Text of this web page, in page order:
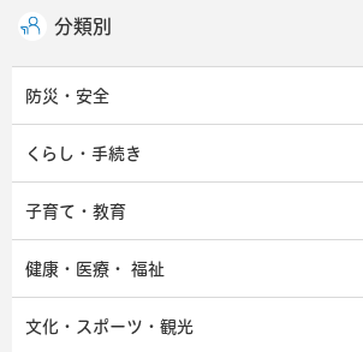
分類別
防災・安全
くらし・手続き
子育て・教育
健康・医療・ 福祉
文化・スポーツ・観光